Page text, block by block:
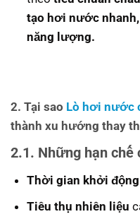
tạo hơi nước
năng lượng.
2. Tại sao Lò hơi nước
thành xu hướng thay
2.1. Những hạn
Thời gian khởi động
Tiêu thụ nhiên liệu